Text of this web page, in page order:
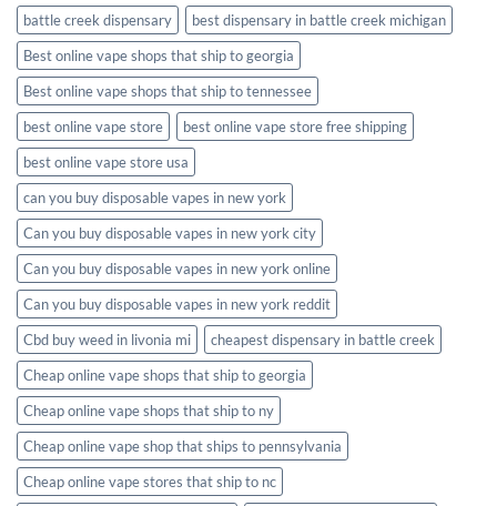
battle creek dispensary
best dispensary in battle creek michigan
Best online vape shops that ship to georgia
Best online vape shops that ship to tennessee
best online vape store
best online vape store free shipping
best online vape store usa
can you buy disposable vapes in new york
Can you buy disposable vapes in new york city
Can you buy disposable vapes in new york online
Can you buy disposable vapes in new york reddit
Cbd buy weed in livonia mi
cheapest dispensary in battle creek
Cheap online vape shops that ship to georgia
Cheap online vape shops that ship to ny
Cheap online vape shop that ships to pennsylvania
Cheap online vape stores that ship to nc